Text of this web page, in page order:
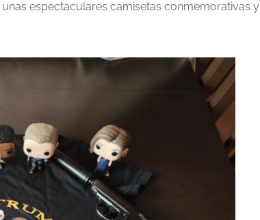
espectaculares camisetas conmemorativas y